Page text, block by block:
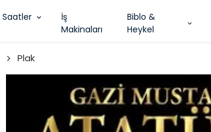
Saatler
İş
Makinaları
Biblo &
Heykel
Plak